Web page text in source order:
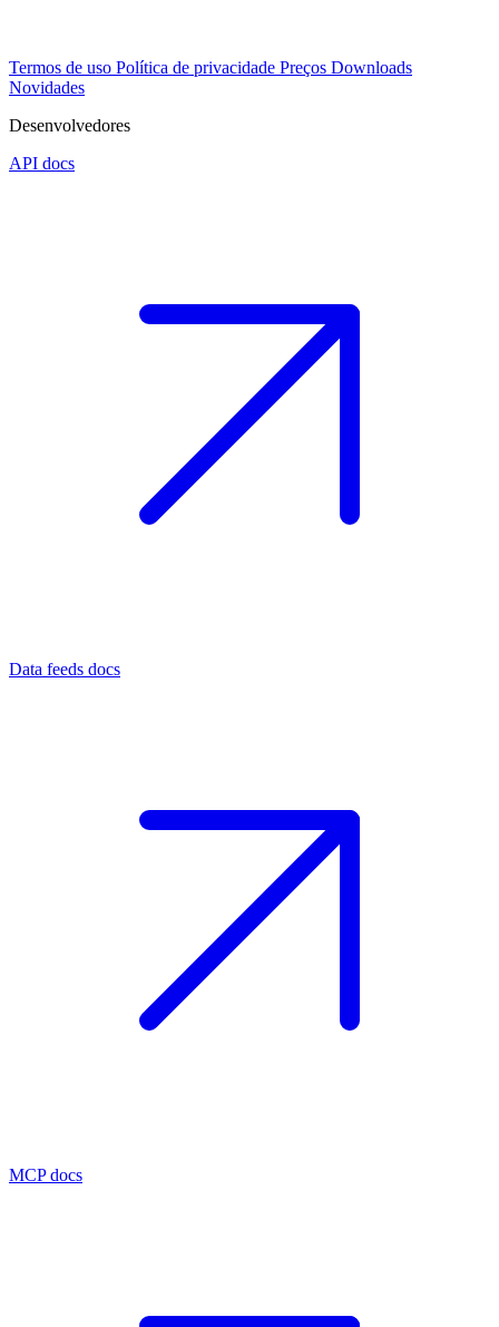
Termos de uso Política de privacidade Preços Downloads
Novidades
Desenvolvedores
API docs
Data feeds docs
MCP docs